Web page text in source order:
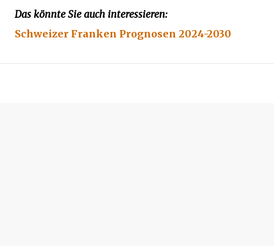
Das könnte Sie auch interessieren:
Schweizer Franken Prognosen 2024-2030